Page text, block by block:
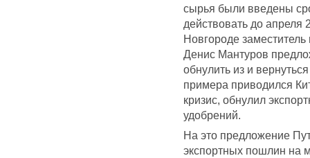
сырья были введены
действовать до
Новгороде
Денис Мантуров
обнулить из и
примера приводился
кризис, обнулил
удобрений.
На это предложение
экспортных пошлин на